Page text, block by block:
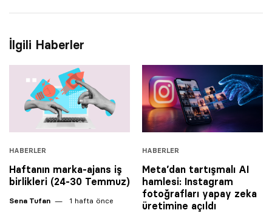
İlgili Haberler
HABERLER
Haftanın marka-ajans iş
birlikleri (24-30 Temmuz)
Sena Tufan 1 hafta önce
HABERLER
Meta’dan tartışmalı AI
hamlesi: Instagram
fotoğrafları yapay zeka
üretimine açıldı